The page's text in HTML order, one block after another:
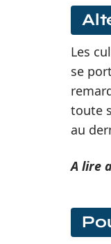
Les
se
toute
au
A lire